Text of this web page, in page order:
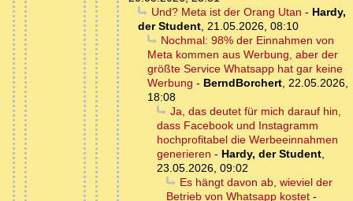
Und? Meta ist der Orang Utan - Hardy,
der Student, 21.05.2026, 08:10
Nochmal: 98% der Einnahmen von
Meta kommen aus Werbung, aber der
größte Service Whatsapp hat gar keine
Werbung - BerndBorchert, 22.05.2026,
18:08
Ja, das deutet für mich darauf hin,
dass Facebook und Instagramm
hochprofitabel die Werbeeinnahmen
generieren - Hardy, der Student,
23.05.2026, 09:02
Es hängt davon ab, wieviel der
Betrieb von Whatsapp kostet -